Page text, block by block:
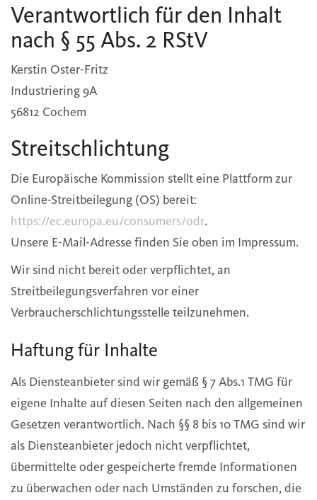
Verantwortlich für den Inhalt
nach § 55 Abs. 2 RStV
Kerstin Oster-Fritz
Industriering 9A
56812 Cochem
Streitschlichtung
Die Europäische Kommission stellt eine Plattform zur
Online-Streitbeilegung (OS) bereit:
https://ec.europa.eu/consumers/odr.
Unsere E-Mail-Adresse finden Sie oben im Impressum.
Wir sind nicht bereit oder verpflichtet, an
Streitbeilegungsverfahren vor einer
Verbraucherschlichtungsstelle teilzunehmen.
Haftung für Inhalte
Als Diensteanbieter sind wir gemäß § 7 Abs.1 TMG für
eigene Inhalte auf diesen Seiten nach den allgemeinen
Gesetzen verantwortlich. Nach §§ 8 bis 10 TMG sind wir
als Diensteanbieter jedoch nicht verpflichtet,
übermittelte oder gespeicherte fremde Informationen
zu überwachen oder nach Umständen zu forschen, die